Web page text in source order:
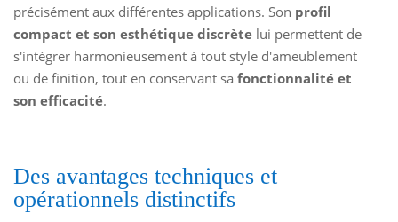
précisément aux différentes applications. Son profil
compact et son esthétique discrètelui permettent de
s'intégrer harmonieusement à tout style d'ameublement
ou de finition, tout en conservant sa fonctionnalité et
son efficacité.
Des avantages techniques et
opérationnels distinctifs